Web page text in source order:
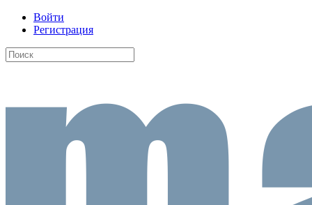
Войти
Регистрация